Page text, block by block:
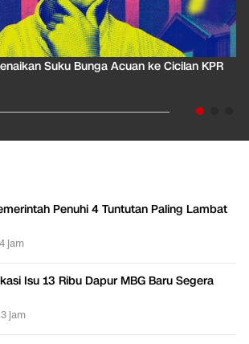
Suku Bunga Acuan ke Cicilan KPR
Penuhi 4 Tuntutan Paling Lambat
jam
Isu 13 Ribu Dapur MBG Baru Segera
jam